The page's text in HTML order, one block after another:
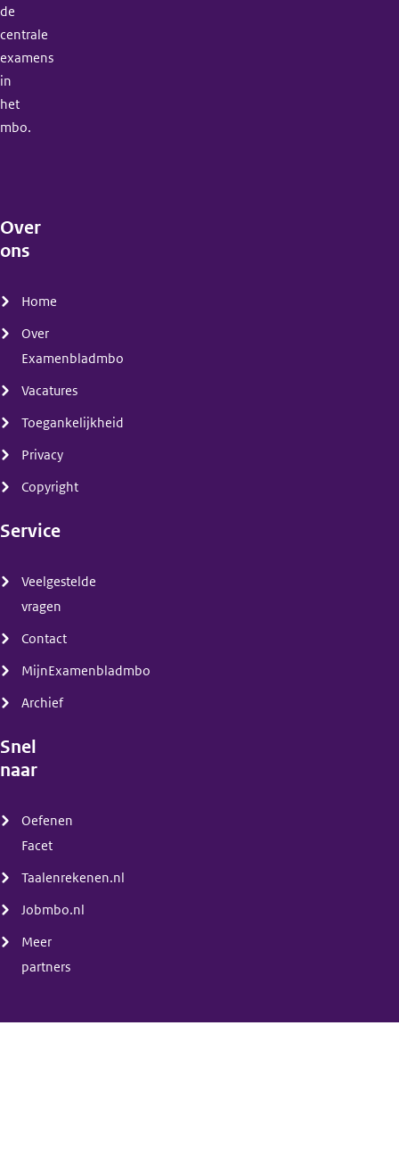
de
centrale
examens
in
het
mbo.
Over
ons
Home
Over
Examenbladmbo
Vacatures
Toegankelijkheid
Privacy
Copyright
Service
Veelgestelde
vragen
Contact
MijnExamenbladmbo
Archief
Snel
naar
Oefenen
Facet
Taalenrekenen.nl
Jobmbo.nl
Meer
partners